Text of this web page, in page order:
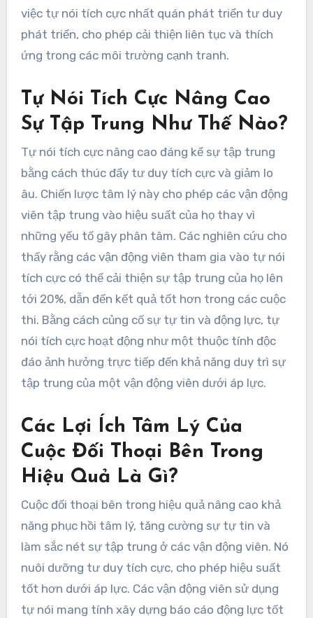
việc tự nói tích cực nhất quán phát triển tư duy
phát triển, cho phép cải thiện liên tục và thích
ứng trong các môi trường cạnh tranh.
Tự Nói Tích Cực Nâng Cao
Sự Tập Trung Như Thế Nào?
Tự nói tích cực nâng cao đáng kể sự tập trung
bằng cách thúc đẩy tư duy tích cực và giảm lo
âu. Chiến lược tâm lý này cho phép các vận động
viên tập trung vào hiệu suất của họ thay vì
những yếu tố gây phân tâm. Các nghiên cứu cho
thấy rằng các vận động viên tham gia vào tự nói
tích cực có thể cải thiện sự tập trung của họ lên
tới 20%, dẫn đến kết quả tốt hơn trong các cuộc
thi. Bằng cách củng cố sự tự tin và động lực, tự
nói tích cực hoạt động như một thuộc tính độc
đáo ảnh hưởng trực tiếp đến khả năng duy trì sự
tập trung của một vận động viên dưới áp lực.
Các Lợi Ích Tâm Lý Của
Cuộc Đối Thoại Bên Trong
Hiệu Quả Là Gì?
Cuộc đối thoại bên trong hiệu quả nâng cao khả
năng phục hồi tâm lý, tăng cường sự tự tin và
làm sắc nét sự tập trung ở các vận động viên. Nó
nuôi dưỡng tư duy tích cực, cho phép hiệu suất
tốt hơn dưới áp lực. Các vận động viên sử dụng
tự nói mang tính xây dựng báo cáo động lực tốt